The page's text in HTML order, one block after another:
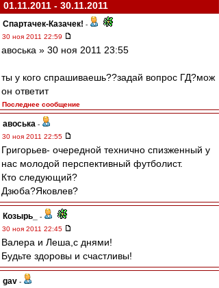
01.11.2011 - 30.11.2011
Спартачек-Казачек! -
30 ноя 2011 22:59
авоська » 30 ноя 2011 23:55
ты у кого спрашиваешь??задай вопрос ГД?мож
он ответит
Последнее сообщение
авоська -
30 ноя 2011 22:55
Григорьев- очередной технично спизженный у
нас молодой перспективный футболист.
Кто следующий?
Дзюба?Яковлев?
Козырь_
-
30 ноя 2011 22:45
Валера и Леша,с днями!
Будьте здоровы и счастливы!
gav -